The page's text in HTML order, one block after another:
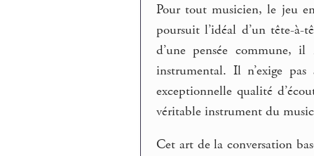
Pour tout musicien, le jeu
poursuit l’idéal d’un tête-à-
d’une pensée commune,
instrumental. Il n’exige
exceptionnelle qualité
véritable instrument du
Cet art de la conversation